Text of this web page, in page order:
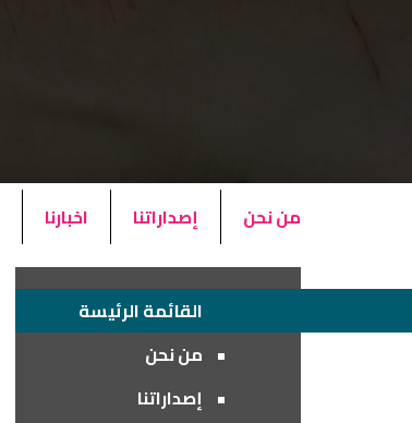
من نحن إصداراتنا اخبارنا
القائمة الرئيسة
من نحن
إصداراتنا